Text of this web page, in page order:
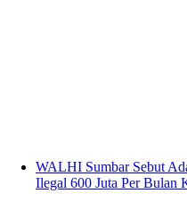
WALHI Sumbar Sebut
Ilegal 600 Juta Per Bulan